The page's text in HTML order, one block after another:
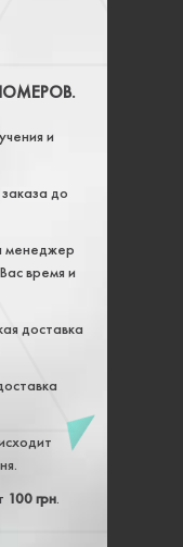
и
до
менеджер
время и
доставка
100 грн.